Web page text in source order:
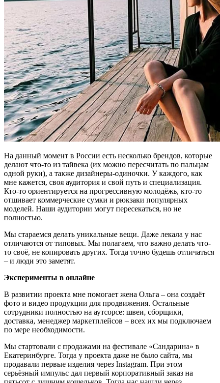
На данный момент в России есть несколько брендов, которые
делают что-то из тайвека (их можно пересчитать по пальцам
одной руки), а также дизайнеры-одиночки. У каждого, как
мне кажется, своя аудитория и свой путь и специализация.
Кто-то ориентируется на прогрессивную молодёжь, кто-то
отшивает коммерческие сумки и рюкзаки популярных
моделей. Наши аудитории могут пересекаться, но не
полностью.
Мы стараемся делать уникальные вещи. Даже лекала у нас
отличаются от типовых. Мы полагаем, что важно делать что-
то своё, не копировать других. Тогда точно будешь отличаться
– и люди это заметят.
Эксперименты в онлайне
В развитии проекта мне помогает жена Ольга – она создаёт
фото и видео продукции для продвижения. Остальные
сотрудники полностью на аутсорсе: швеи, сборщики,
доставка, менеджер маркетплейсов – всех их мы подключаем
по мере необходимости.
Мы стартовали с продажами на фестивале «Сандарина» в
Екатеринбурге. Тогда у проекта даже не было сайта, мы
продавали первые изделия через Instagram. При этом
серьёзный импульс дал первый корпоративный заказ на